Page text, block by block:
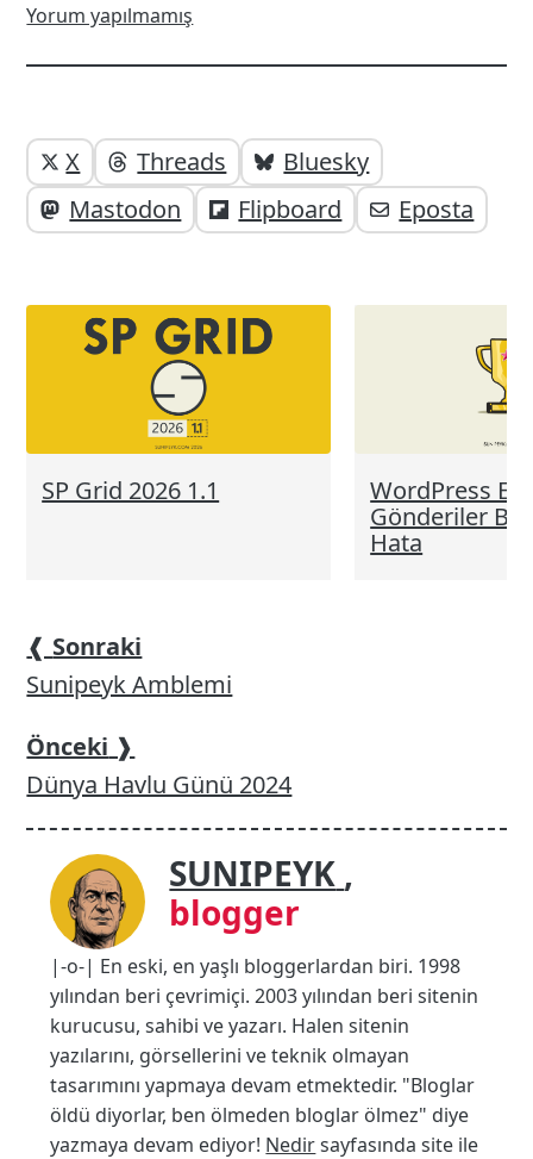
Yorum yapılmamış
Yazı
altı
elemanları
Yazıyı
paylaşabilirsiniz;
X Threads
Bluesky
Mastodon
Flipboard Eposta
SP Grid 2026 1.1
WordPress En
Gönderiler
Hata
❰ Sonraki
Sunipeyk Amblemi
Önceki ❱
Dünya Havlu Günü 2024
SUNIPEYK ,
blogger
|-o-| En eski, en yaşlı bloggerlardan biri. 1998
yılından beri çevrimiçi. 2003 yılından beri sitenin
kurucusu, sahibi ve yazarı. Halen sitenin
yazılarını, görsellerini ve teknik olmayan
tasarımını yapmaya devam etmektedir. "Bloglar
öldü diyorlar, ben ölmeden bloglar ölmez" diye
yazmaya devam ediyor! Nedirsayfasında site ile